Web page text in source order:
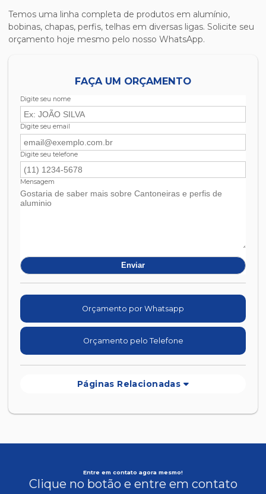
Temos uma linha completa de produtos em alumínio,
bobinas, chapas, perfis, telhas em diversas ligas. Solicite seu
orçamento hoje mesmo pelo nosso WhatsApp.
FAÇA UM ORÇAMENTO
Digite seu nome
Digite seu email
Digite seu telefone
Mensagem
Orçamento por Whatsapp
Orçamento pelo Telefone
Páginas Relacionadas
Entre em contato agora mesmo!
Clique no botão e entre em contato